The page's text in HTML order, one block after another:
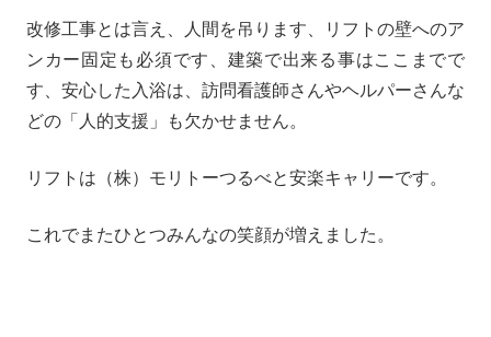
改修工事とは言え、人間を吊ります、リフトの壁へのア
ンカー固定も必須です、建築で出来る事はここまでで
す、安心した入浴は、訪問看護師さんやヘルパーさんな
どの「人的支援」も欠かせません。
リフトは（株）モリトーつるべと安楽キャリーです。
これでまたひとつみんなの笑顔が増えました。